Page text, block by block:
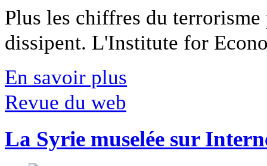
Plus les chiffres du
dissipent. L'Institute for
En savoir plus
Revue du web
La Syrie muselée sur